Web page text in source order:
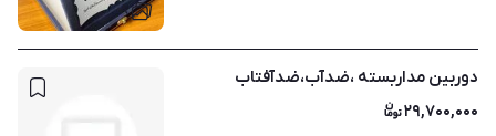
۸
دوربین مداربسته ،ضدآب،ضدآفتاب
۲۹,۷۰۰,۰۰۰